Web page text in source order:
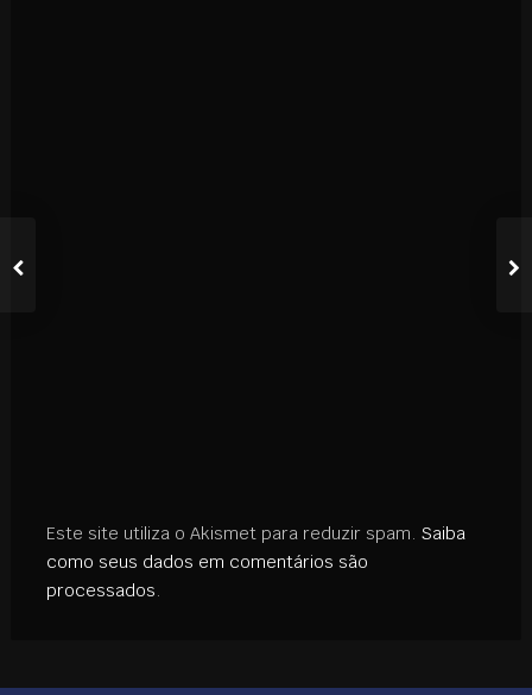
Este site utiliza o Akismet para reduzir spam. Saiba
como seus dados em comentários são
processados.